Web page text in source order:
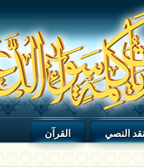
القرآن النصي